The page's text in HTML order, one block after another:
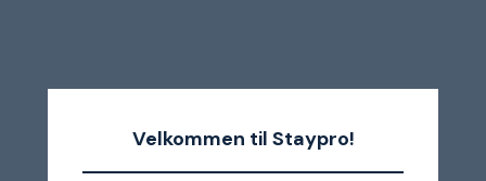
Velkommen til Staypro!